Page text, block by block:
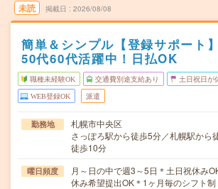
未読 掲載日 2026/08/08
簡単＆シンプル【登録サポート
50代60代活躍中！日払OK
職種未経験OK 交通費別途支給あり 土日祝日が
WEB登録OK 派遣
勤務地
札幌市中央区
さっぽろ駅から徒歩5分／札幌駅から
徒歩10分
曜日頻度
月～日の中で週3～5日＊土日祝休み
休み希望提出OK＊1ヶ月毎のシフト制